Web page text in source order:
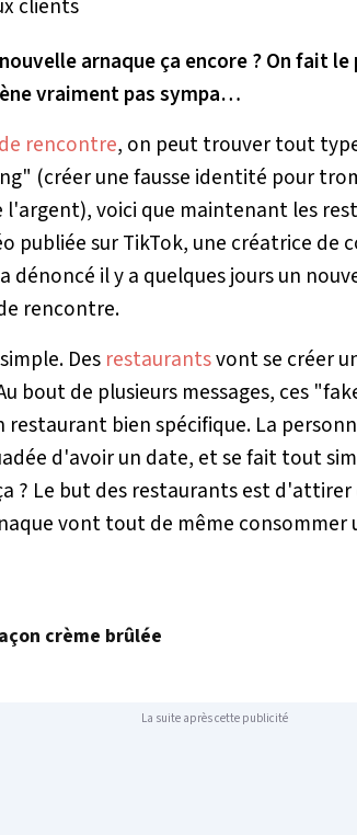
arnaque ça encore ? On fait
vraiment pas sympa…
rencontre, on peut trouver tout
(créer une fausse identité pour
voici que maintenant les
publiée sur TikTok, une créatrice de
dénoncé il y a quelques jours un
rencontre.
Des restaurantsvont se créer
bout de plusieurs messages, ces
restaurant bien spécifique. La
d'avoir un date, et se fait tout
? Le but des restaurants est
vont tout de même consommer
crème brûlée
La suite après cette publicité